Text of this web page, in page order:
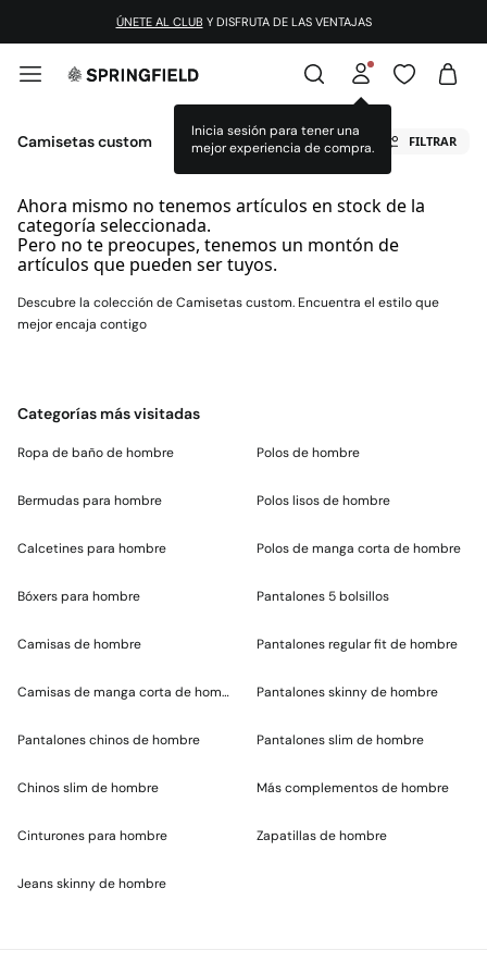
ÚNETE AL CLUB Y DISFRUTA DE LAS VENTAJAS
Inicia sesión para tener una
mejor experiencia de compra.
Camisetas custom FILTRAR
Ahora mismo no tenemos artículos en stock de la
categoría seleccionada.
Pero no te preocupes, tenemos un montón de
artículos que pueden ser tuyos.
Descubre la colección de Camisetas custom. Encuentra el estilo que
mejor encaja contigo
Categorías más visitadas
Ropa de baño de hombre
Bermudas para hombre
Calcetines para hombre
Bóxers para hombre
Camisas de hombre
Camisas de manga corta de hombre
Pantalones chinos de hombre
Chinos slim de hombre
Cinturones para hombre
Jeans skinny de hombre
Polos de hombre
Polos lisos de hombre
Polos de manga corta de hombre
Pantalones 5 bolsillos
Pantalones regular fit de hombre
Pantalones skinny de hombre
Pantalones slim de hombre
Más complementos de hombre
Zapatillas de hombre